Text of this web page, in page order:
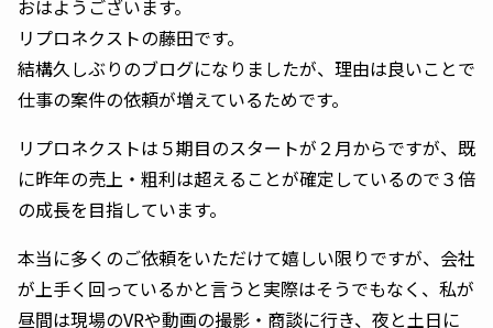
おはようございます。
リプロネクストの藤田です。
結構久しぶりのブログになりましたが、理由は良いことで
仕事の案件の依頼が増えているためです。
リプロネクストは５期目のスタートが２月からですが、既
に昨年の売上・粗利は超えることが確定しているので３倍
の成長を目指しています。
本当に多くのご依頼をいただけて嬉しい限りですが、会社
が上手く回っているかと言うと実際はそうでもなく、私が
昼間は現場のVRや動画の撮影・商談に行き、夜と土日に